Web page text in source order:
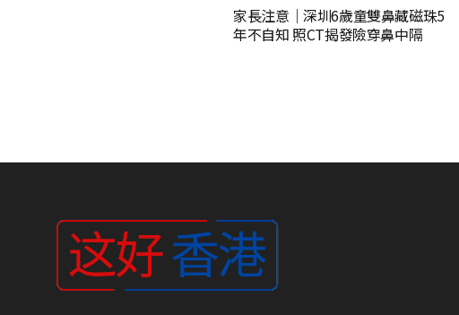
家長注意｜深圳6歲童雙鼻藏磁珠5
年不自知 照CT揭發險穿鼻中隔